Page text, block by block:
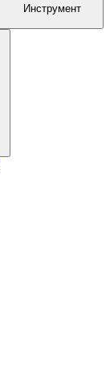
Инструмент